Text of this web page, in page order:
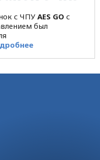
с ЧПУ AES GO с
был